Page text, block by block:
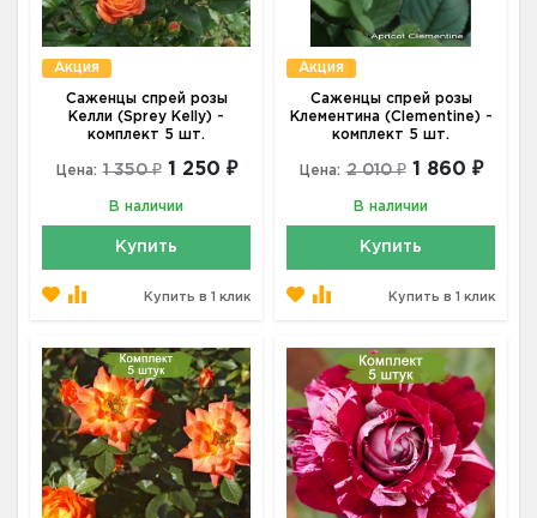
Акция
Саженцы спрей розы
Келли (Sprey Kelly) -
комплект 5 шт.
Цена: 1 350 ₽ 1 250 ₽
В наличии
Купить
Купить в 1 клик
Акция
Саженцы спрей розы
Клементина (Clementine) -
комплект 5 шт.
Цена: 2 010 ₽ 1 860 ₽
В наличии
Купить
Купить в 1 клик